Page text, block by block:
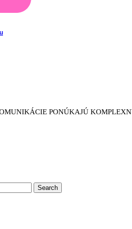
PONÚKAJÚ